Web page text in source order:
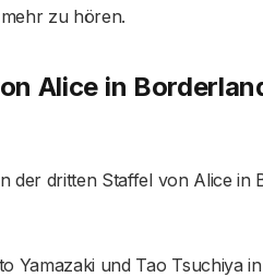
zu hören.
Alice in
der dritten Staffel von Alice in
Yamazaki und Tao Tsuchiya